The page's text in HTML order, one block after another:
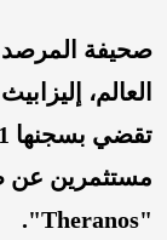
صحيفة المرصد:
العالم،
مستثمرين عن
"Theranos".